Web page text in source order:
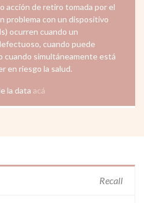
acción de retiro tomada por el
problema con un dispositivo
ocurren cuando un
cuando puede
cuando simultáneamente está
en riesgo la salud.
la data acá
Recall